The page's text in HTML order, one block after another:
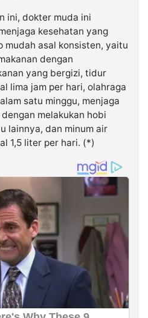
ini, dokter muda ini
kesehatan yang
mudah asal konsisten, yaitu
dengan
yang bergizi, tidur
lima jam per hari, olahraga
satu minggu, menjaga
melakukan hobi
lainnya, dan minum air
1,5 liter per hari. (*)